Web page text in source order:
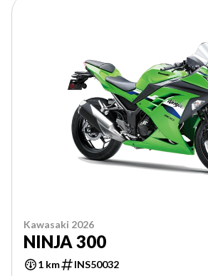
Kawasaki 2026
NINJA 300
1 km INS50032